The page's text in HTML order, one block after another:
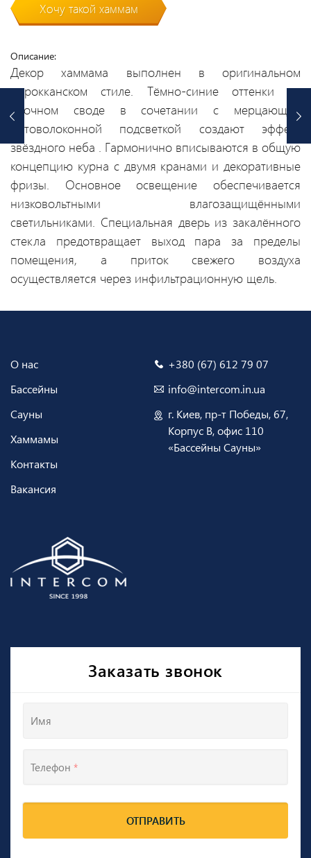
Хочу такой хаммам
Описание:
Декор хаммама выполнен в оригинальном
марокканском стиле. Тёмно-синие оттенки на
арочном своде в сочетании с мерцающей
оптоволоконной подсветкой создают эффект
звёздного неба . Гармонично вписываются в общую
концепцию курна с двумя кранами и декоративные
фризы. Основное освещение обеспечивается
низковольтными влагозащищёнными
светильниками. Специальная дверь из закалённого
стекла предотвращает выход пара за пределы
помещения, а приток свежего воздуха
осуществляется через инфильтрационную щель.
О нас
Бассейны
Сауны
Хаммамы
Контакты
Вакансия
+380 (67) 612 79 07
info@intercom.in.ua
г. Киев, пр-т Победы, 67,
Корпус В, офис 110
«Бассейны Сауны»
Заказать звонок
Имя
Телефон *
ОТПРАВИТЬ